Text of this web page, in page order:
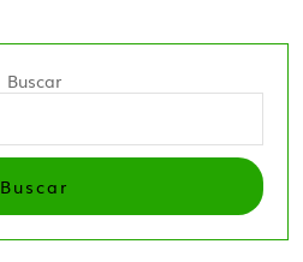
Buscar
Buscar